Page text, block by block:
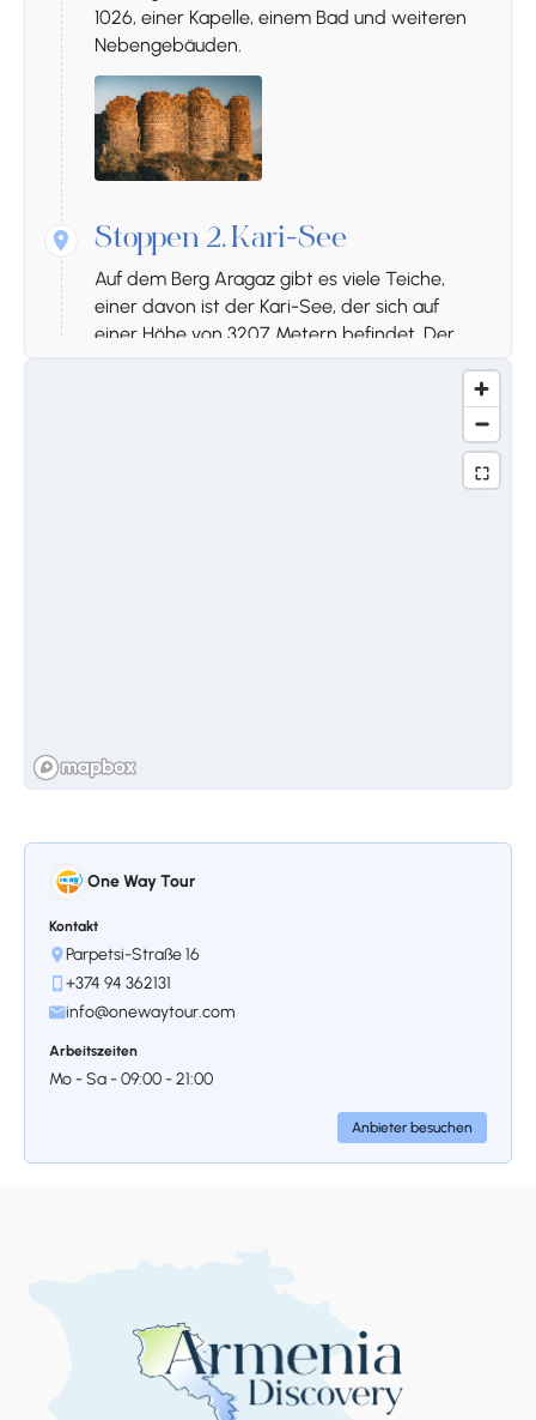
1026, einer Kapelle, einem Bad und weiteren
Nebengebäuden.
Stoppen 2. Kari-See
Auf dem Berg Aragaz gibt es viele Teiche,
einer davon ist der Kari-See, der sich auf
einer Höhe von 3207 Metern befindet. Der
Wasser. Die Oberfläche des Sees beträgt 0,12
entfernten Hovhannavank umzogen, und der
Name Mughni leitet sich vom Wort „Meile“
aus dem 17. Jahrhundert mit einer
Kombination aus schwarzem und
rosafarbenem Tuffstein. Die Skulpturen am
Eingang und an den Wänden der Kirche
sowie die stilistischen Lösungen machen die
Kirchenarchitektur zu einem der besten
Beispiele des späten Mittelalters.
armenischen Alphabets. Schließlich gibt es
auf der Welt nicht mehr als 70 Alphabete,
und eines davon ist das armenische. Seit
seiner Entstehung im Jahr 405 sind die
armenischen Buchstaben und das
One Way Tour
Kontakt
Parpetsi-Straße 16
+374 94 362131
info@onewaytour.com
Arbeitszeiten
Mo - Sa - 09:00 - 21:00
Anbieter besuchen